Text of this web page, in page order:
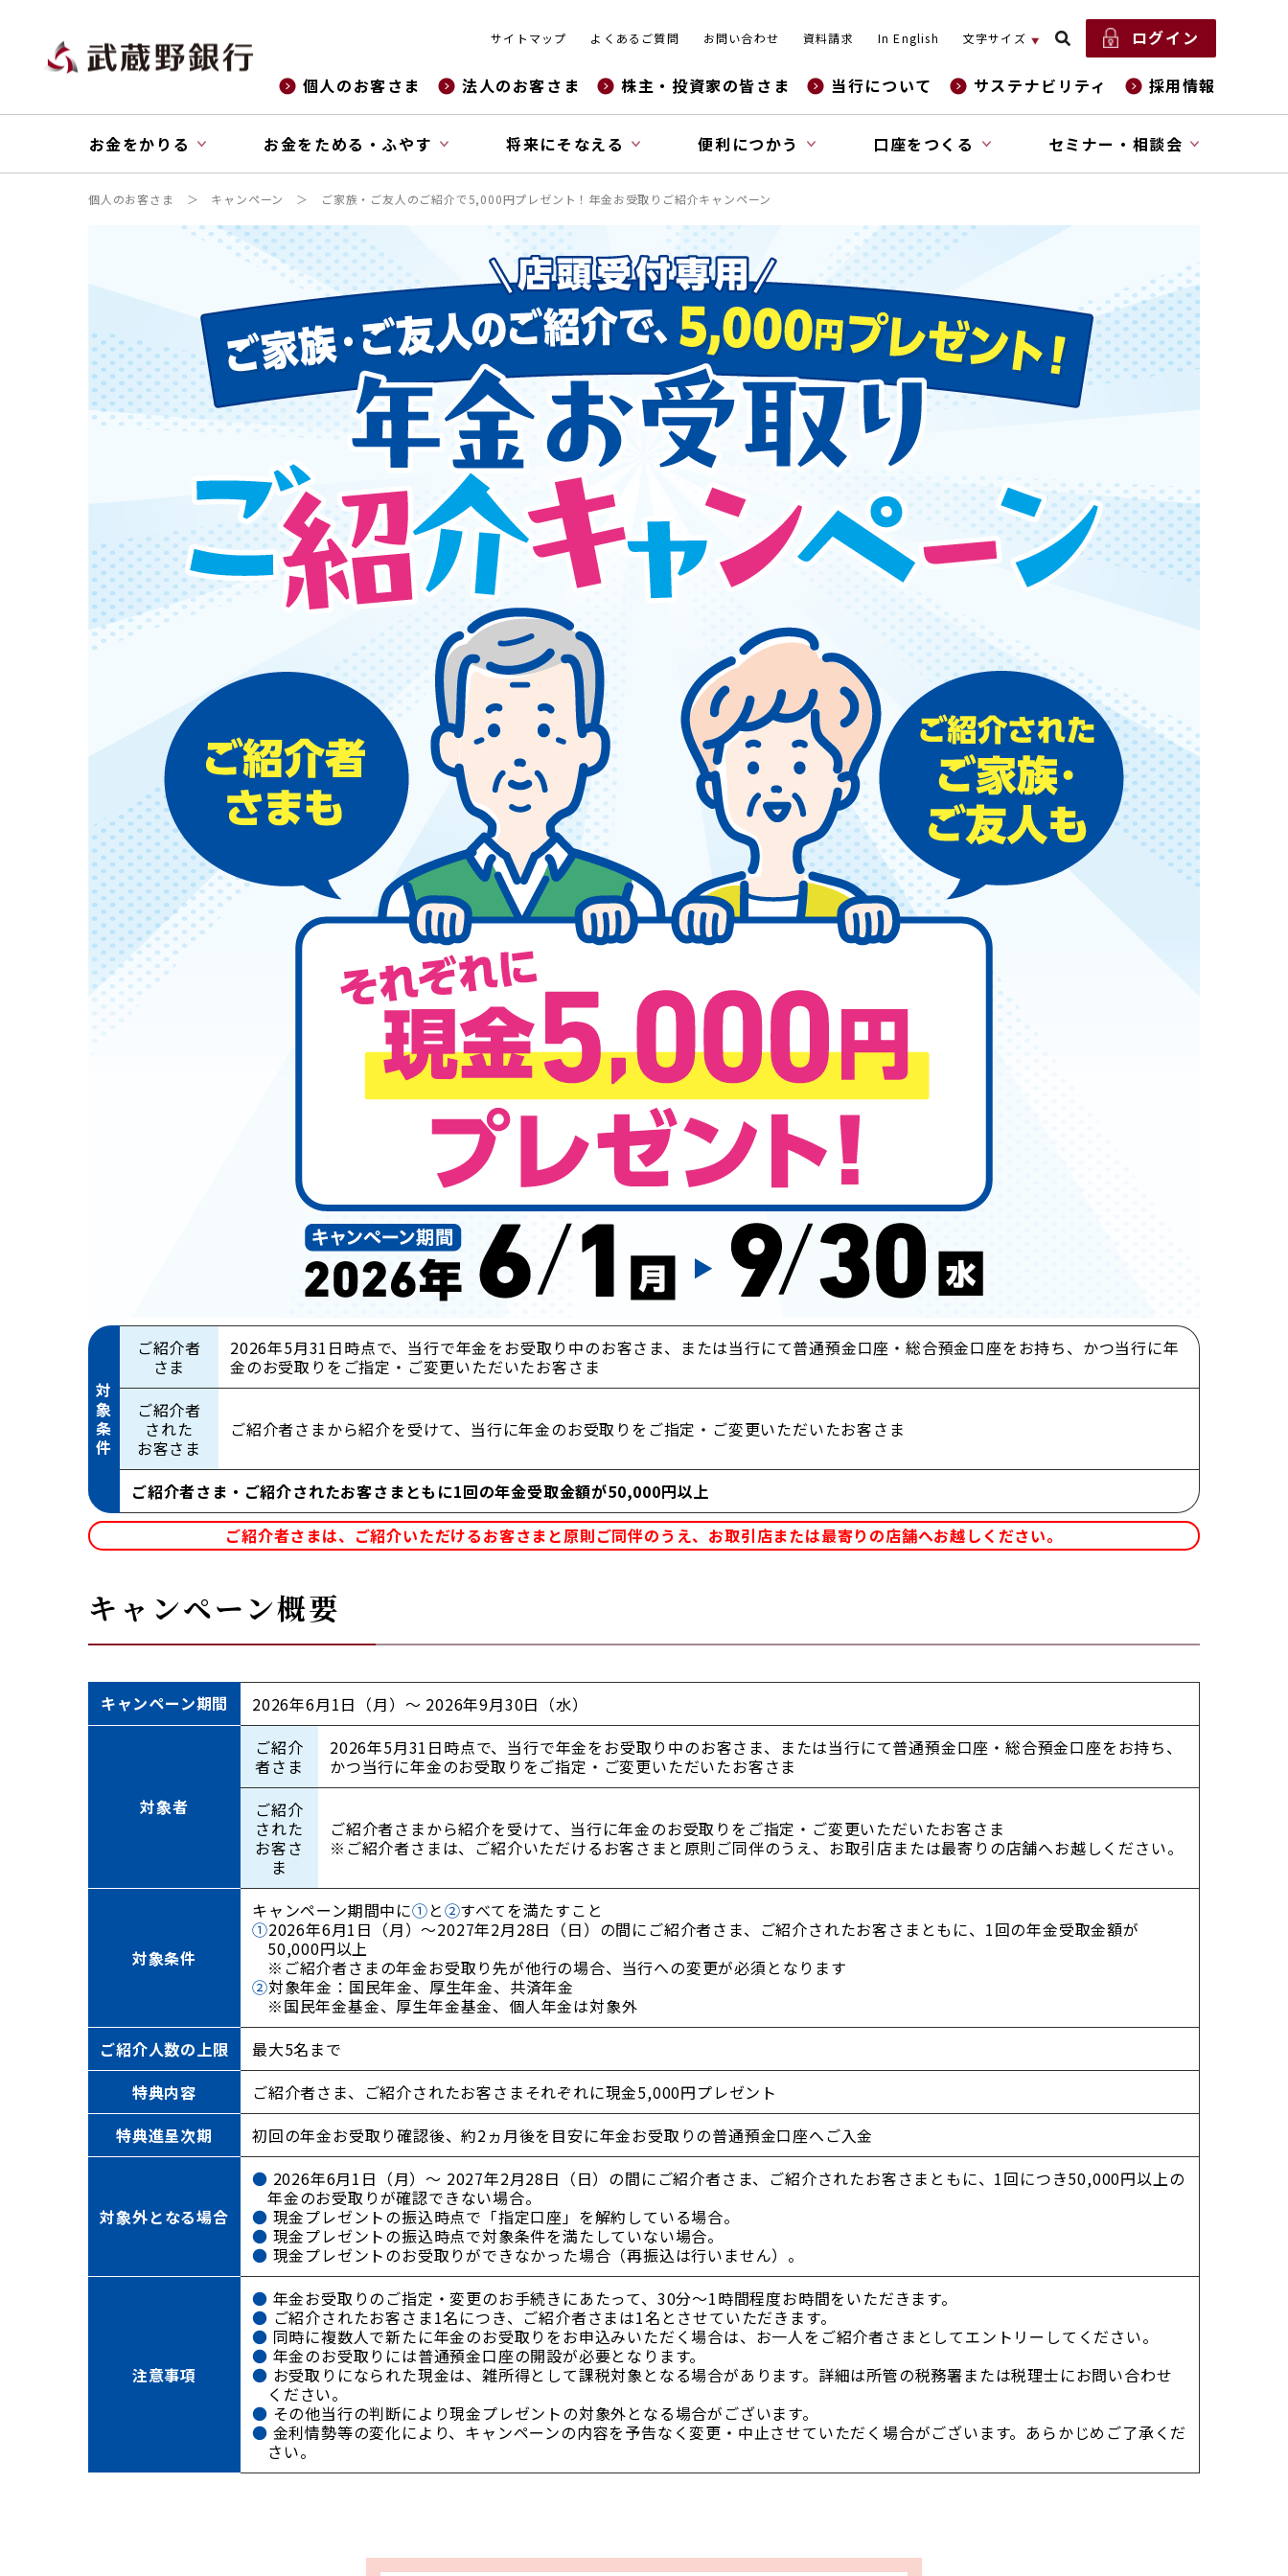
サイトマップ よくあるご質問 お問い合わせ 資料請求 In English 文字サイズ ログイン
個人のお客さま 法人のお客さま 株主・投資家の皆さま 当行について サステナビリティ 採用情報
お金をかりる お金をためる・ふやす 将来にそなえる 便利につかう 口座をつくる セミナー・相談会
個人のお客さま キャンペーン ご家族・ご友人のご紹介で5,000円プレゼント！年金お受取りご紹介キャンペーン
対
象
条
件
ご紹介者
さま
2026年5月31日時点で、当行で年金をお受取り中のお客さま、または当行にて普通預金口座・総合預金口座をお持ち、かつ当行に年
金のお受取りをご指定・ご変更いただいたお客さま
ご紹介者
された
お客さま
ご紹介者さまから紹介を受けて、当行に年金のお受取りをご指定・ご変更いただいたお客さま
ご紹介者さま・ご紹介されたお客さまともに1回の年金受取金額が50,000円以上
ご紹介者さまは、ご紹介いただけるお客さまと原則ご同伴のうえ、お取引店または最寄りの店舗へお越しください。
キャンペーン概要
キャンペーン期間 2026年6月1日（月）～ 2026年9月30日（水）
対象者
ご紹介
者さま
2026年5月31日時点で、当行で年金をお受取り中のお客さま、または当行にて普通預金口座・総合預金口座をお持ち、
かつ当行に年金のお受取りをご指定・ご変更いただいたお客さま
ご紹介
された
お客さ
ま
ご紹介者さまから紹介を受けて、当行に年金のお受取りをご指定・ご変更いただいたお客さま
※ご紹介者さまは、ご紹介いただけるお客さまと原則ご同伴のうえ、お取引店または最寄りの店舗へお越しください。
対象条件
キャンペーン期間中に①と②すべてを満たすこと
①2026年6月1日（月）～2027年2月28日（日）の間にご紹介者さま、ご紹介されたお客さまともに、1回の年金受取金額が
50,000円以上
※ご紹介者さまの年金お受取り先が他行の場合、当行への変更が必須となります
②対象年金：国民年金、厚生年金、共済年金
※国民年金基金、厚生年金基金、個人年金は対象外
ご紹介人数の上限
最大5名まで
特典内容
ご紹介者さま、ご紹介されたお客さまそれぞれに現金5,000円プレゼント
特典進呈次期
初回の年金お受取り確認後、約2ヵ月後を目安に年金お受取りの普通預金口座へご入金
対象外となる場合
2026年6月1日（月）～ 2027年2月28日（日）の間にご紹介者さま、ご紹介されたお客さまともに、1回につき50,000円以上の
年金のお受取りが確認できない場合。
現金プレゼントの振込時点で「指定口座」を解約している場合。
現金プレゼントの振込時点で対象条件を満たしていない場合。
現金プレゼントのお受取りができなかった場合（再振込は行いません）。
注意事項
年金お受取りのご指定・変更のお手続きにあたって、30分～1時間程度お時間をいただきます。
ご紹介されたお客さま1名につき、ご紹介者さまは1名とさせていただきます。
同時に複数人で新たに年金のお受取りをお申込みいただく場合は、お一人をご紹介者さまとしてエントリーしてください。
年金のお受取りには普通預金口座の開設が必要となります。
お受取りになられた現金は、雑所得として課税対象となる場合があります。詳細は所管の税務署または税理士にお問い合わせ
ください。
その他当行の判断により現金プレゼントの対象外となる場合がございます。
金利情勢等の変化により、キャンペーンの内容を予告なく変更・中止させていただく場合がございます。あらかじめご了承くだ
さい。